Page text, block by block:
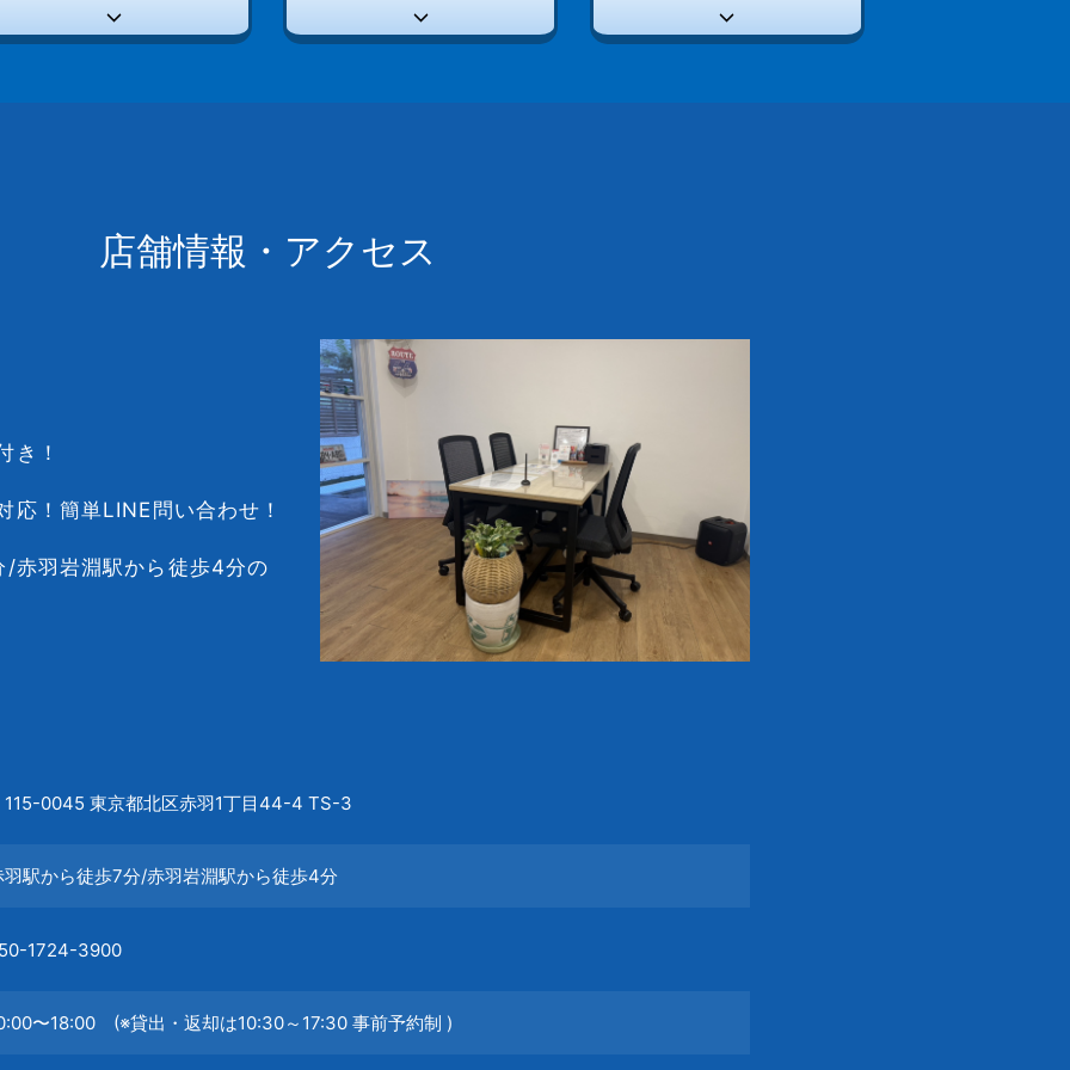
店舗情報・アクセス
き！
応！簡単LINE問い合わせ！
/赤羽岩淵駅から徒歩4分の
115-0045 東京都北区赤羽1丁目44-4 TS-3
羽駅から徒歩7分/赤羽岩淵駅から徒歩4分
1724-3900
〜18:00 (※貸出・返却は10:30～17:30 事前予約制 )